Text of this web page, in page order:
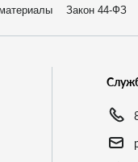
Закон 44-ФЗ